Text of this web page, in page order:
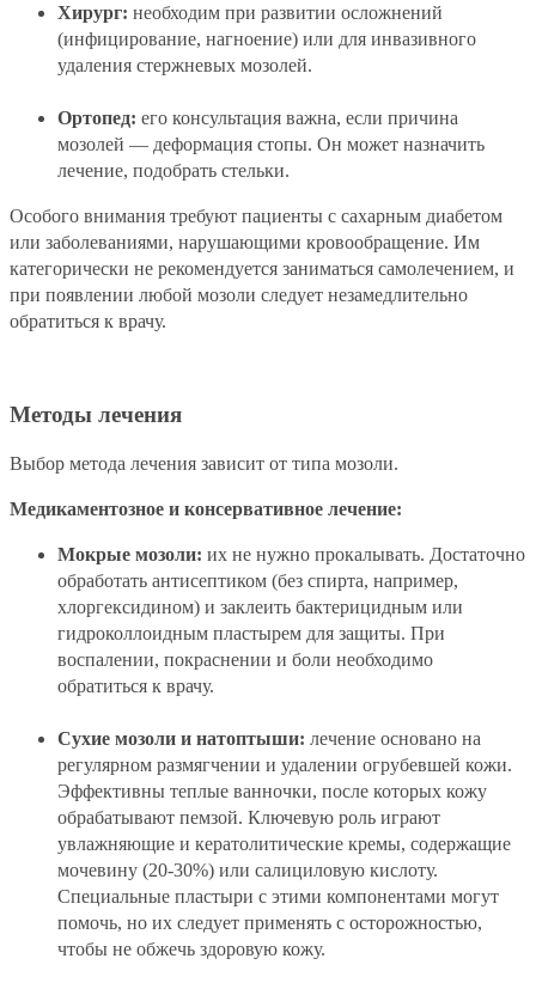
Хирург: необходим при развитии осложнений
(инфицирование, нагноение) или для инвазивного
удаления стержневых мозолей.
Ортопед: его консультация важна, если причина
мозолей — деформация стопы. Он может назначить
лечение, подобрать стельки.
Особого внимания требуют пациенты с сахарным диабетом
или заболеваниями, нарушающими кровообращение. Им
категорически не рекомендуется заниматься самолечением, и
при появлении любой мозоли следует незамедлительно
обратиться к врачу.
Методы лечения
Выбор метода лечения зависит от типа мозоли.
Медикаментозное и консервативное лечение:
Мокрые мозоли: их не нужно прокалывать. Достаточно
обработать антисептиком (без спирта, например,
хлоргексидином) и заклеить бактерицидным или
гидроколлоидным пластырем для защиты. При
воспалении, покраснении и боли необходимо
обратиться к врачу.
Сухие мозоли и натоптыши: лечение основано на
регулярном размягчении и удалении огрубевшей кожи.
Эффективны теплые ванночки, после которых кожу
обрабатывают пемзой. Ключевую роль играют
увлажняющие и кератолитические кремы, содержащие
мочевину (20-30%) или салициловую кислоту.
Специальные пластыри с этими компонентами могут
помочь, но их следует применять с осторожностью,
чтобы не обжечь здоровую кожу.